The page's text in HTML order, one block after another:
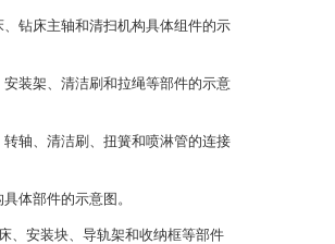
、钻床主轴和清扫机构具体组件的示
安装架、清洁刷和拉绳等部件的示意
转轴、清洁刷、扭簧和喷淋管的连接
体部件的示意图。
、安装块、导轨架和收纳框等部件